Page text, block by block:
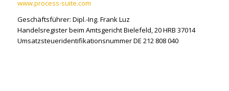
www.process-suite.com
Geschäftsführer: Dipl.-Ing. Frank Luz
Handelsregister beim Amtsgericht Bielefeld, 20 HRB 37014
Umsatzsteueridentifikationsnummer DE 212 808 040